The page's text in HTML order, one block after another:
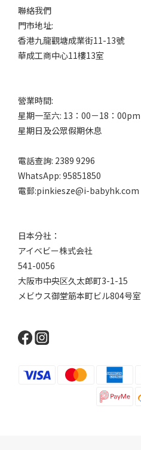
聯絡我們
門市地址:
香港九龍觀塘成業街11-13號
華成工商中心11樓13室
營業時間:
星期一至六: 13：00－18：00pm
星期日及公眾假期休息
電話查詢: 2389 9296
WhatsApp: 95851850
電郵:pinkiesze@i-babyhk.com
日本分社：
アイベビー株式会社
541-0056
大阪市中央区久太郎町3-1-15
メビウス御堂筋本町ビル804号室